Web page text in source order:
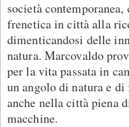
società
frenetica in città alla
dimenticandosi delle
natura. Marcovaldo
per la vita passata in
un angolo di natura e
anche nella città piena
macchine.